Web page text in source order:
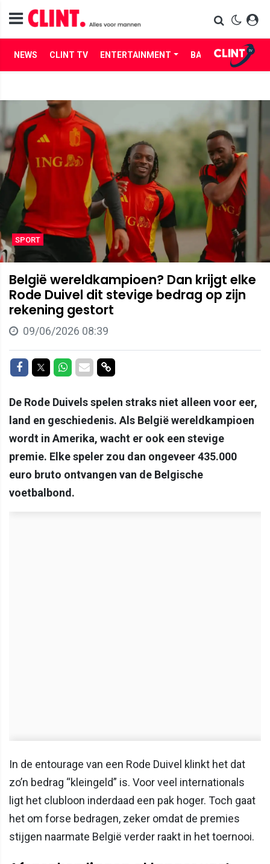
NEWS CLINT TV ENTERTAINMENT BABES LIFE
SPORT
België wereldkampioen? Dan krijgt elke
Rode Duivel dit stevige bedrag op zijn
rekening gestort
09/06/2026 08:39
Delen op Facebook
Delen op Twitter
Delen op Whatsapp
Delen via Mail
Delen via link
De Rode Duivels spelen straks niet alleen voor eer,
land en geschiedenis. Als België wereldkampioen
wordt in Amerika, wacht er ook een stevige
premie. Elke speler zou dan ongeveer 435.000
euro bruto ontvangen van de Belgische
voetbalbond.
In de entourage van een Rode Duivel klinkt het dat
zo’n bedrag “kleingeld” is. Voor veel internationals
ligt het clubloon inderdaad een pak hoger. Toch gaat
het om forse bedragen, zeker omdat de premies
stijgen naarmate België verder raakt in het toernooi.